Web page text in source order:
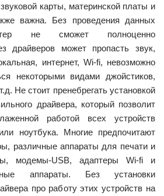
карты, материнской платы и
важна. Без проведения данных
не сможет полноценно
драйверов может пропасть звук,
интернет, Wi-fi, невозможно
некоторыми видами джойстиков,
Не стоит пренебрегать установкой
драйвера, который позволит
работой всех устройств
ноутбука. Многие предпочитают
различные аппараты для печати и
модемы-USB, адаптеры Wi-fi и
аппараты. Без установки
про работу этих устройств на